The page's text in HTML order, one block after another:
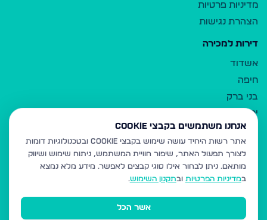
מדיניות פרטיות
הצהרת נגישות
דירות למכירה
אשדוד
חיפה
בני ברק
ירושלים
אלעד
גבעת זאב
בית שמש
רכסים
מודיעין עילית
אנחנו משתמשים בקבצי Cookie
אתר רשות היחיד עושה שימוש בקבצי Cookie ובטכנולוגיות דומות
לצורך תפעול האתר, שיפור חוויית המשתמש, ניתוח שימוש ושיווק
מותאם. ניתן לבחור אילו סוגי קבצים לאפשר. מידע מלא נמצא
במדיניות הפרטיות ובתקנון השימוש.
אשר הכל